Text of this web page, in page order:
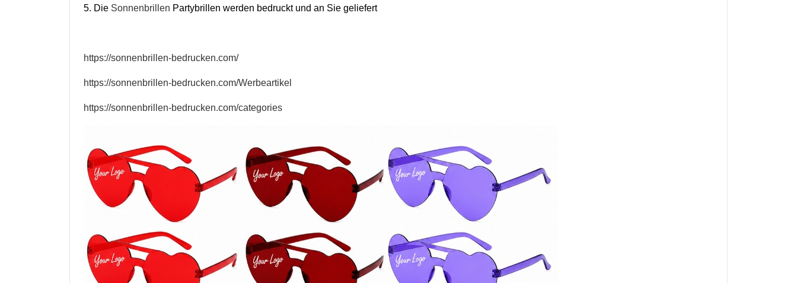
5. Die Sonnenbrillen Partybrillen werden bedruckt und an Sie geliefert
https://sonnenbrillen-bedrucken.com/
https://sonnenbrillen-bedrucken.com/Werbeartikel
https://sonnenbrillen-bedrucken.com/categories